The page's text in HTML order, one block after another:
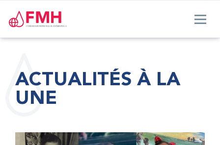
ACTUALITÉS À LA
UNE